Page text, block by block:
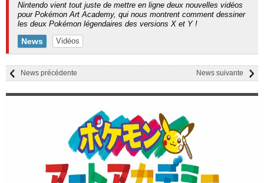
Nintendo vient tout juste de mettre en ligne deux nouvelles vidéos
pour Pokémon Art Academy, qui nous montrent comment dessiner
les deux Pokémon légendaires des versions X et Y !
News Vidéos
News suivante
News précédente